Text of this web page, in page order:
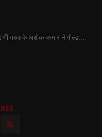
ग्रुप के अशोक परमार ने गोल्ड...
RSS